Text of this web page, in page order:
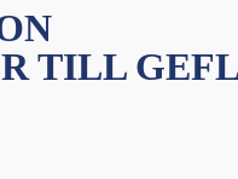
TILL